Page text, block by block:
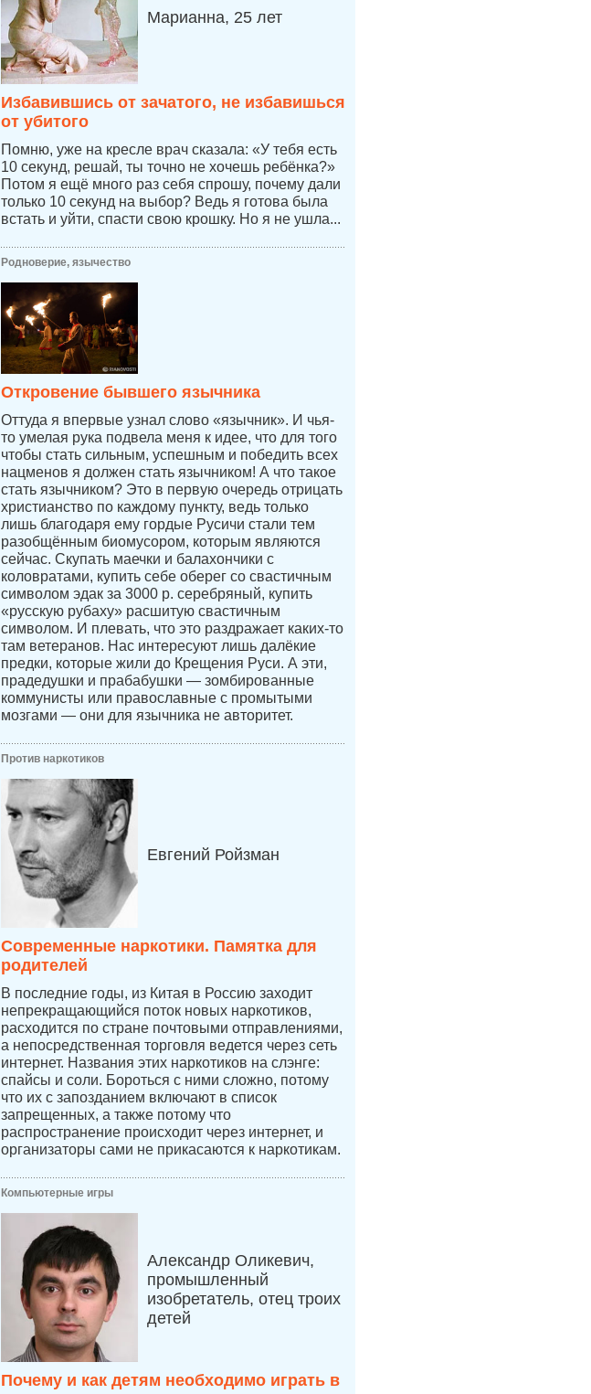
Марианна, 25 лет
Избавившись от зачатого, не избавишься
от убитого
Помню, уже на кресле врач сказала: «У тебя есть
10 секунд, решай, ты точно не хочешь ребёнка?»
Потом я ещё много раз себя спрошу, почему дали
только 10 секунд на выбор? Ведь я готова была
встать и уйти, спасти свою крошку. Но я не ушла...
Родноверие, язычество
Откровение бывшего язычника
Оттуда я впервые узнал слово «язычник». И чья-
то умелая рука подвела меня к идее, что для того
чтобы стать сильным, успешным и победить всех
нацменов я должен стать язычником! А что такое
стать язычником? Это в первую очередь отрицать
христианство по каждому пункту, ведь только
лишь благодаря ему гордые Русичи стали тем
разобщённым биомусором, которым являются
сейчас. Скупать маечки и балахончики с
коловратами, купить себе оберег со свастичным
символом эдак за 3000 р. серебряный, купить
«русскую рубаху» расшитую свастичным
символом. И плевать, что это раздражает каких-то
там ветеранов. Нас интересуют лишь далёкие
предки, которые жили до Крещения Руси. А эти,
прадедушки и прабабушки — зомбированные
коммунисты или православные с промытыми
мозгами — они для язычника не авторитет.
Против наркотиков
Евгений Ройзман
Современные наркотики. Памятка для
родителей
В последние годы, из Китая в Россию заходит
непрекращающийся поток новых наркотиков,
расходится по стране почтовыми отправлениями,
а непосредственная торговля ведется через сеть
интернет. Названия этих наркотиков на слэнге:
спайсы и соли. Бороться с ними сложно, потому
что их с запозданием включают в список
запрещенных, а также потому что
распространение происходит через интернет, и
организаторы сами не прикасаются к наркотикам.
Компьютерные игры
Александр Оликевич,
промышленный
изобретатель, отец троих
детей
Почему и как детям необходимо играть в